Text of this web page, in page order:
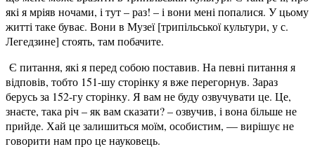
які я мріяв ночами, і тут – раз! – і вони мені попалися. У цьому
житті таке буває. Вони в Музеї [трипільської культури, у с.
Легедзине] стоять, там побачите.
Є питання, які я перед собою поставив. На певні питання я
відповів, тобто 151-шу сторінку я вже перегорнув. Зараз
берусь за 152-гу сторінку. Я вам не буду озвучувати це. Це,
знаєте, така річ – як вам сказати? – озвучив, і вона більше не
прийде. Хай це залишиться моїм, особистим, — вирішує не
говорити нам про це науковець.